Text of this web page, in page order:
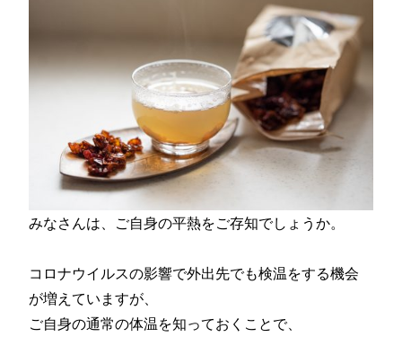
みなさんは、ご自身の平熱をご存知でしょうか。
コロナウイルスの影響で外出先でも検温をする機会
が増えていますが、
ご自身の通常の体温を知っておくことで、